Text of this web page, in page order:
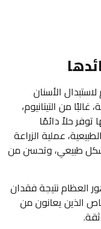
الأسنان
من التيتانيوم،
توفر حلاً دائمًا
عملية الزراعة
طبيعي، وتحسن من
العظام نتيجة فقدان
الذين يعانون من